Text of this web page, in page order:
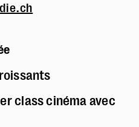
class cinéma avec